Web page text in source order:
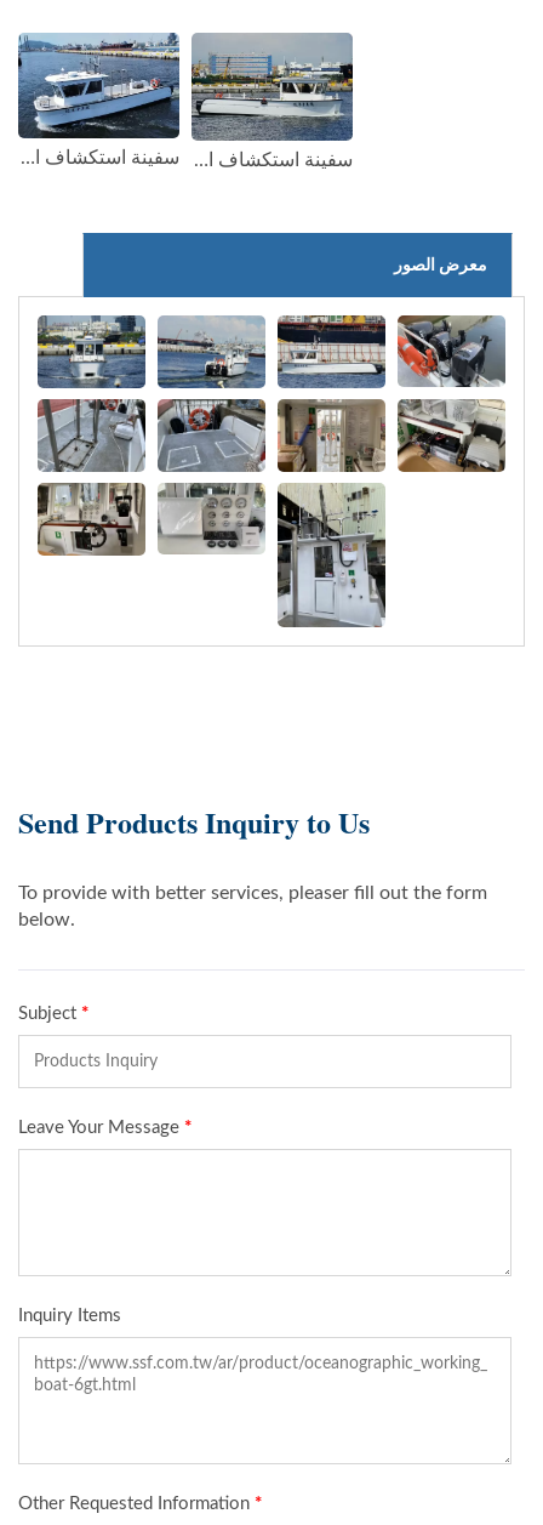
سفينة استكشاف المحيط 6GT FRP (1) سفينة استكشاف المحيط 6GT FRP (2)
معرض الصور